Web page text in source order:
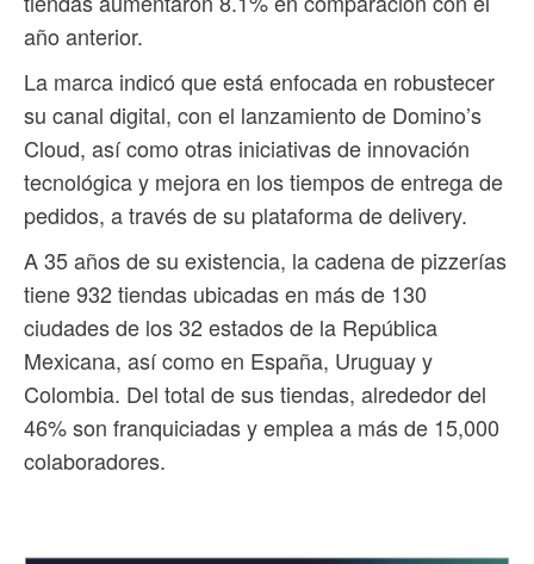
año anterior.
La marca indicó que está enfocada en robustecer
su canal digital, con el lanzamiento de Domino’s
Cloud, así como otras iniciativas de innovación
tecnológica y mejora en los tiempos de entrega de
pedidos, a través de su plataforma de delivery.
A 35 años de su existencia, la cadena de pizzerías
tiene 932 tiendas ubicadas en más de 130
ciudades de los 32 estados de la República
Mexicana, así como en España, Uruguay y
Colombia. Del total de sus tiendas, alrededor del
46% son franquiciadas y emplea a más de 15,000
colaboradores.